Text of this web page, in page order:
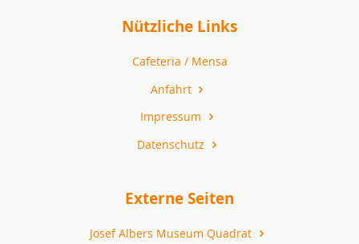
Nützliche Links
Cafeteria / Mensa
Anfahrt
Impressum
Datenschutz
Externe Seiten
Josef Albers Museum Quadrat